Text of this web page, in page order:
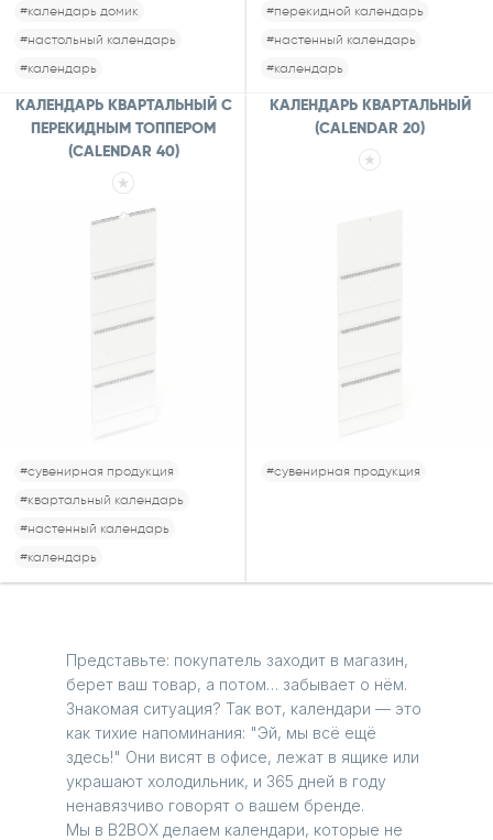
#календарь домик
#настольный календарь
#календарь
#перекидной календарь
#настенный календарь
#календарь
КАЛЕНДАРЬ КВАРТАЛЬНЫЙ С
ПЕРЕКИДНЫМ ТОППЕРОМ
(CALENDAR 40)
#сувенирная продукция
#квартальный календарь
#настенный календарь
#календарь
КАЛЕНДАРЬ КВАРТАЛЬНЫЙ
(CALENDAR 20)
#сувенирная продукция
Представьте: покупатель заходит в магазин,
берет ваш товар, а потом… забывает о нём.
Знакомая ситуация? Так вот, календари — это
как тихие напоминания: "Эй, мы всё ещё
здесь!" Они висят в офисе, лежат в ящике или
украшают холодильник, и 365 дней в году
ненавязчиво говорят о вашем бренде.
Мы в B2BOX делаем календари, которые не